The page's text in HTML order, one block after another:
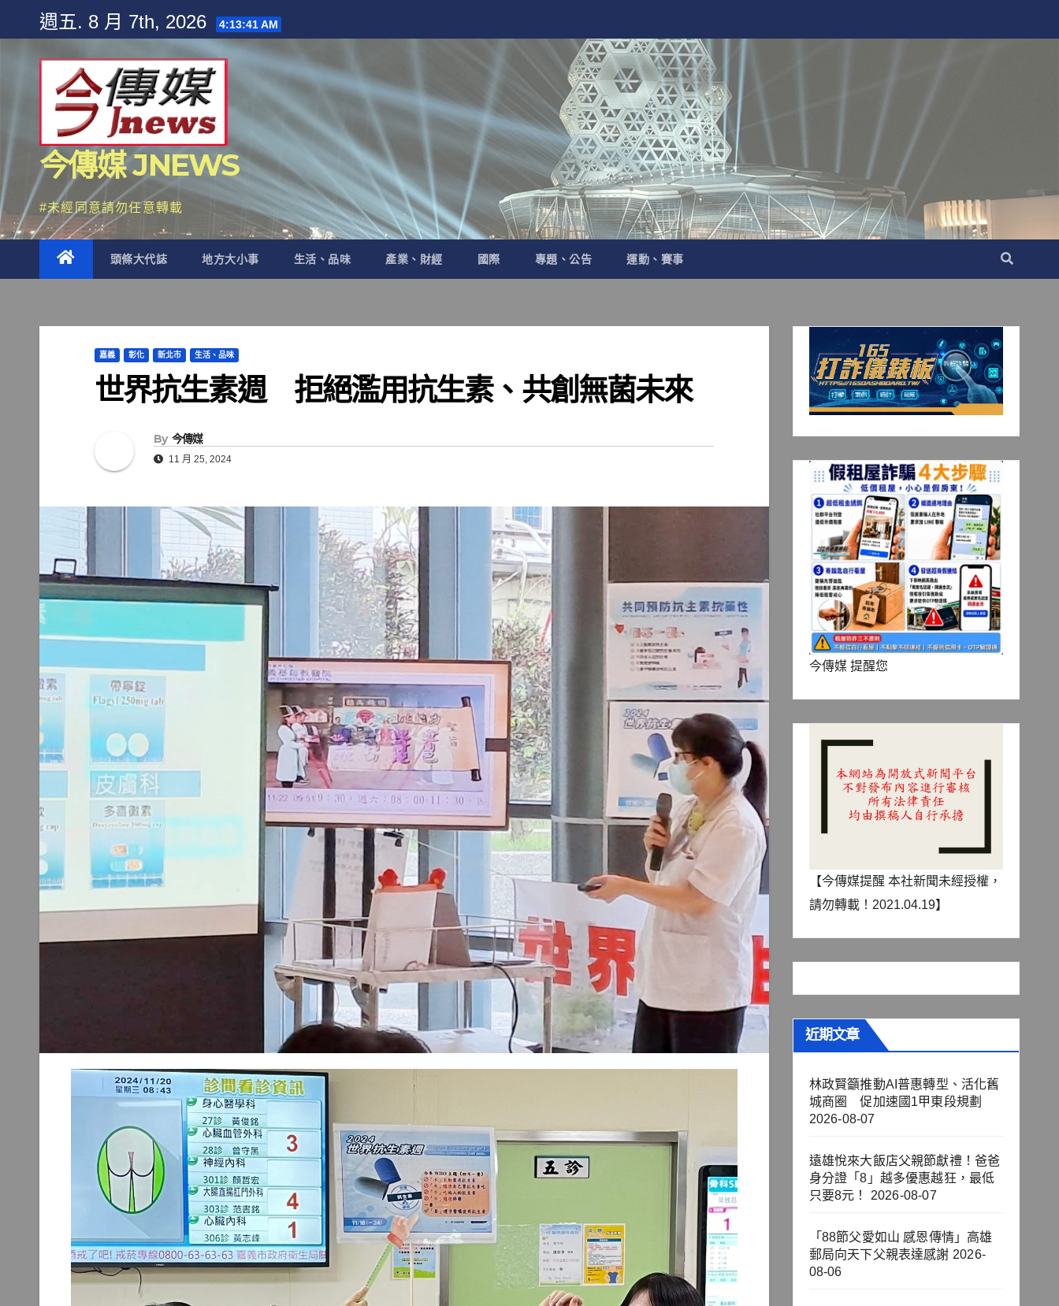
content
週五. 8 月 7th, 2026 4:13:44 AM
今傳媒 JNEWS
#未經同意請勿任意轉載
頭條大代誌 地方大小事 生活、品味 產業、財經 國際 專題、公告 運動、賽事
嘉義 彰化 新北市 生活、品味
世界抗生素週 拒絕濫用抗生素、共創無菌未來
By 今傳媒
11 月 25, 2024
今傳媒 提醒您
【今傳媒提醒 本社新聞未經授權，
請勿轉載！2021.04.19】
近期文章
林政賢籲推動AI普惠轉型、活化舊
城商圈 促加速國1甲東段規劃
2026-08-07
遠雄悅來大飯店父親節獻禮！爸爸
身分證「8」越多優惠越狂，最低
只要8元！
2026-08-07
「88節父愛如山 感恩傳情」高雄
郵局向天下父親表達感謝 2026-
08-06